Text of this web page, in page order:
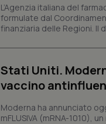
L’Agenzia italiana del
formulate dal
finanziaria delle Regioni. Il
Stati Uniti.
vaccino
Moderna ha annunciato
mFLUSIVA (mRNA-1010),
tracking-sites-
tracking-sites-
session-id
_ga